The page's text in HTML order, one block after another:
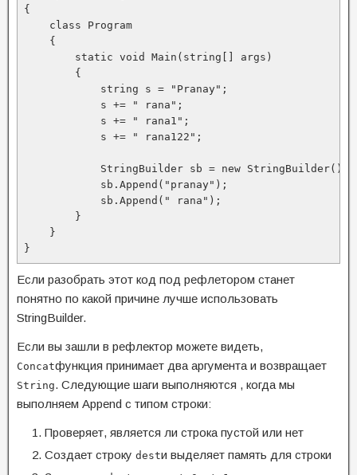
{
    class Program
    {
        static void Main(string[] args)
        {
            string s = "Pranay";
            s += " rana";
            s += " rana1";
            s += " rana122";
            StringBuilder sb = new StringBuilder();
            sb.Append("pranay");
            sb.Append(" rana");
        }
    }
}
Если разобрать этот код под рефлетором станет
понятно по какой причине лучше использовать
StringBuilder.
Если вы зашли в рефлектор можете видеть,
Concatфункция принимает два аргумента и возвращает
String. Следующие шаги выполняются , когда мы
выполняем Append с типом строки:
Проверяет, является ли строка пустой или нет
Создает строку destи выделяет память для строки